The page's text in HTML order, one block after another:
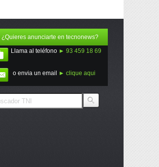
¿Quieres anunciarte en tecnonews?
Llama al teléfono ► 93 459 18 69
o envia un email ► clique aqui